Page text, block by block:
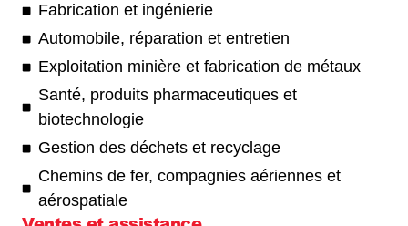
Fabrication et ingénierie
Automobile, réparation et entretien
Exploitation minière et fabrication de métaux
Santé, produits pharmaceutiques et
biotechnologie
Gestion des déchets et recyclage
Chemins de fer, compagnies aériennes et
aérospatiale